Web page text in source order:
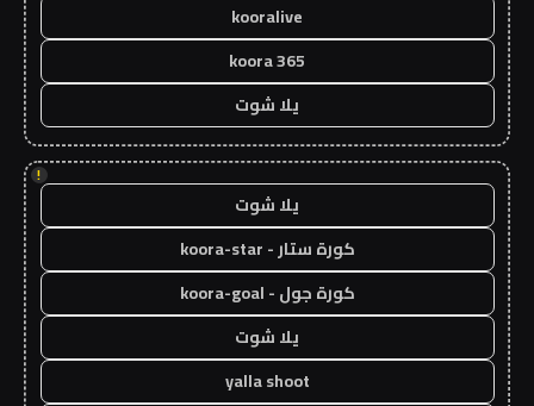
kooralive
koora 365
يلا شوت
!
يلا شوت
كورة ستار - koora-star
كورة جول - koora-goal
يلا شوت
yalla shoot